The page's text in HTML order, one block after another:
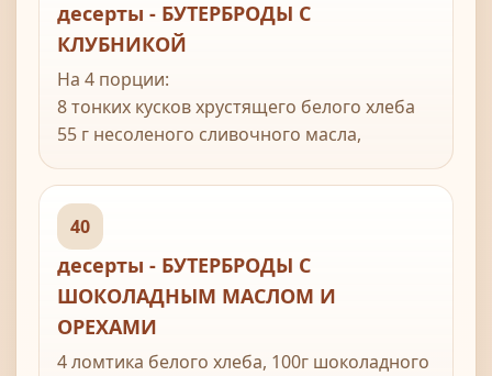
сахар по вкусу.
десерты - БУТЕРБРОДЫ С
КЛУБНИКОЙ
На 4 порции:
8 тонких кусков хрустящего белого хлеба
55 г несоленого сливочного масла,
225 г клубники
2 ст л сахарной пудры
черный молотый перец (по желанию)
40
десерты - БУТЕРБРОДЫ С
ШОКОЛАДНЫМ МАСЛОМ И
ОРЕХАМИ
4 ломтика белого хлеба, 100г шоколадного